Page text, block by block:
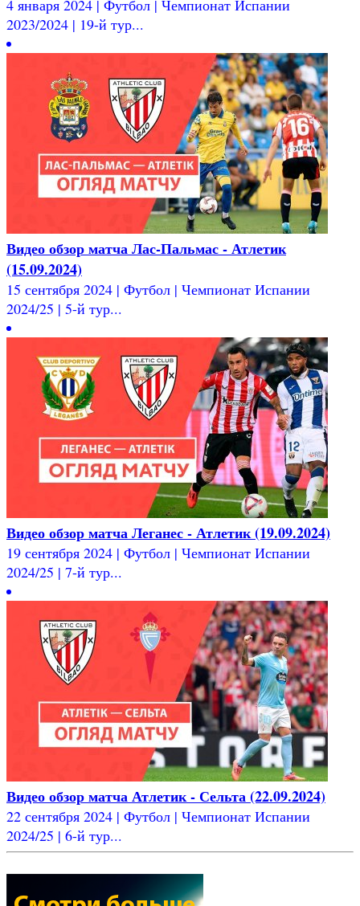
4 января 2024 | Футбол | Чемпионат Испании
2023/2024 | 19-й тур...
Видео обзор матча Лас-Пальмас - Атлетик
(15.09.2024)
15 сентября 2024 | Футбол | Чемпионат Испании
2024/25 | 5-й тур...
Видео обзор матча Леганес - Атлетик (19.09.2024)
19 сентября 2024 | Футбол | Чемпионат Испании
2024/25 | 7-й тур...
Видео обзор матча Атлетик - Сельта (22.09.2024)
22 сентября 2024 | Футбол | Чемпионат Испании
2024/25 | 6-й тур...